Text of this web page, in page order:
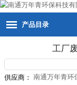
产品目录
工厂
供应商： 南通万年青环